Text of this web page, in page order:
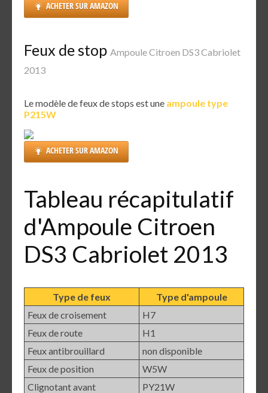
ACHETER SUR AMAZON
Feux de stop Ampoule Citroen DS3 Cabriolet
2013
Le modèle de feux de stops est une ampoule type
P215W
ACHETER SUR AMAZON
Tableau récapitulatif
d'Ampoule Citroen
DS3 Cabriolet 2013
Type de feux
Type d'ampoule
Feux de croisement
H7
Feux de route
H1
Feux antibrouillard
non disponible
Feux de position
W5W
Clignotant avant
PY21W